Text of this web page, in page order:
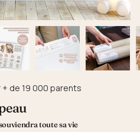
de 19 000 parents
toute sa vie